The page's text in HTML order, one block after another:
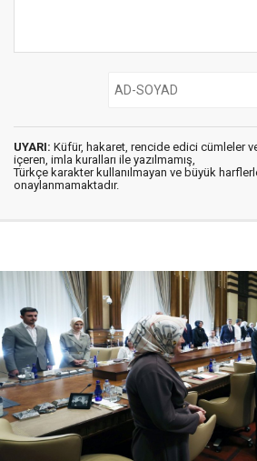
UYARI: Küfür, hakaret, rencide edici cümleler
içeren, imla kuralları ile yazılmamış,
Türkçe karakter kullanılmayan ve büyük
onaylanmamaktadır.